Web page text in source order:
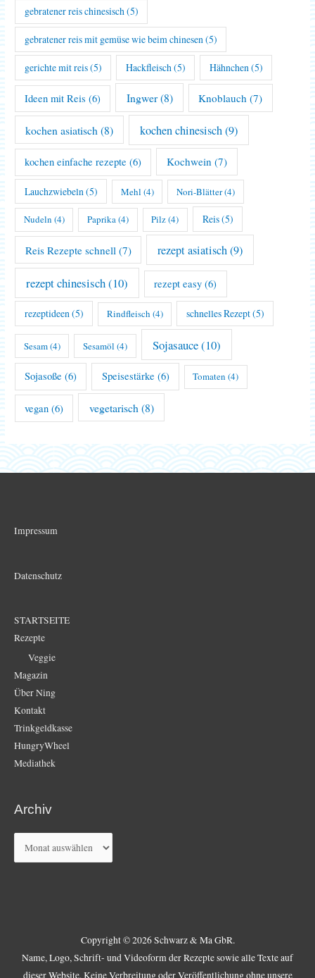
gebratener reis chinesisch(5)
gebratener reis mit gemüse wie beim chinesen(5)
gerichte mit reis(5) Hackfleisch(5) Hähnchen(5)
Ideen mit Reis (6) Ingwer(8) Knoblauch (7)
kochen asiatisch (8) kochen chinesisch(9)
kochen einfache rezepte (6) Kochwein (7)
Lauchzwiebeln (5) Mehl (4) Nori-Blätter(4)
Nudeln (4) Paprika(4) Pilz(4) Reis(5)
Reis Rezepte schnell (7) rezept asiatisch(9)
rezept chinesisch(10) rezept easy (6)
rezeptideen(5) Rindfleisch (4) schnelles Rezept(5)
Sesam(4) Sesamöl (4) Sojasauce(10)
Sojasoße (6) Speisestärke (6) Tomaten (4)
vegan (6) vegetarisch (8)
Impressum
Datenschutz
STARTSEITE
Rezepte
Veggie
Magazin
Über Ning
Kontakt
Trinkgeldkasse
HungryWheel
Mediathek
Archiv
Copyright © 2026 Schwarz & Ma GbR.
Name, Logo, Schrift- und Videoform der Rezepte sowie alle Texte auf
dieser Website. Keine Verbreitung oder Veröffentlichung ohne unsere